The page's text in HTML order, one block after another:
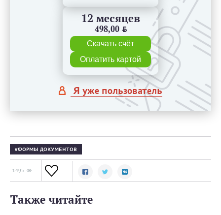
12 месяцев
498,00 BYN
Скачать счёт
Оплатить картой
Я уже пользователь
ФОРМЫ ДОКУМЕНТОВ
1495
Также читайте